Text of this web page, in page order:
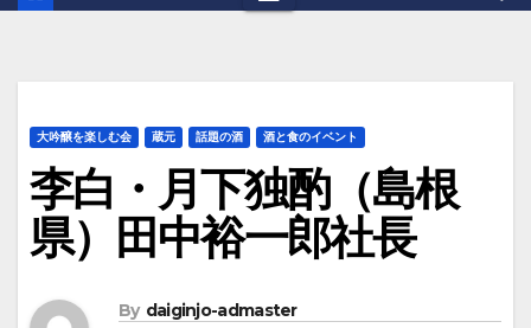
大吟醸を楽しむ会 蔵元 話題の酒 酒と食のイベント
李白・月下独酌（島根
県）田中裕一郎社長
By daiginjo-admaster